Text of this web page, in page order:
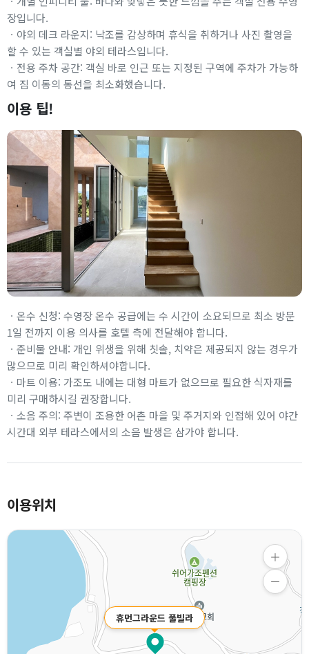
장입니다.
ㆍ야외 데크 라운지: 낙조를 감상하며 휴식을 취하거나 사진 촬영을
할 수 있는 객실별 야외 테라스입니다.
ㆍ전용 주차 공간: 객실 바로 인근 또는 지정된 구역에 주차가 가능하
여 짐 이동의 동선을 최소화했습니다.
이용 팁!
ㆍ온수 신청: 수영장 온수 공급에는 수 시간이 소요되므로 최소 방문
1일 전까지 이용 의사를 호텔 측에 전달해야 합니다.
ㆍ준비물 안내: 개인 위생을 위해 칫솔, 치약은 제공되지 않는 경우가
많으므로 미리 확인하셔야합니다.
ㆍ마트 이용: 가조도 내에는 대형 마트가 없으므로 필요한 식자재를
미리 구매하시길 권장합니다.
ㆍ소음 주의: 주변이 조용한 어촌 마을 및 주거지와 인접해 있어 야간
시간대 외부 테라스에서의 소음 발생은 삼가야 합니다.
이용위치
휴먼그라운드 풀빌라